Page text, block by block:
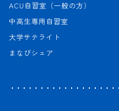
ACU自習室（一般の方）
中高生専用自習室
大学サテライト
まなびシェア